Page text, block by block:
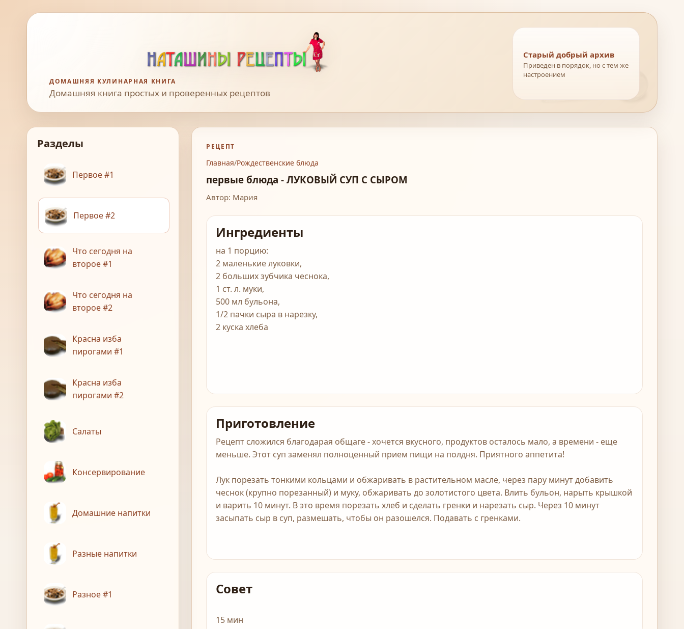
ДОМАШНЯЯ КУЛИНАРНАЯ КНИГА
Домашняя книга простых и проверенных рецептов
Старый добрый архив
Приведен в порядок, но с тем же
настроением
Разделы
Первое #1
Первое #2
Что сегодня на
второе #1
Что сегодня на
второе #2
Красна изба
пирогами #1
Красна изба
пирогами #2
Салаты
Консервирование
Домашние напитки
Разные напитки
Разное #1
РЕЦЕПТ
Главная/Рождественские блюда
первые блюда - ЛУКОВЫЙ СУП С СЫРОМ
Автор: Мария
Ингредиенты
на 1 порцию:
2 маленькие луковки,
2 больших зубчика чеснока,
1 ст. л. муки,
500 мл бульона,
1/2 пачки сыра в нарезку,
2 куска хлеба
Приготовление
Рецепт сложился благодарая общаге - хочется вкусного, продуктов осталось мало, а времени - еще
меньше. Этот суп заменял полноценный прием пищи на полдня. Приятного аппетита!
Лук порезать тонкими кольцами и обжаривать в растительном масле, через пару минут добавить
чеснок (крупно порезанный) и муку, обжаривать до золотистого цвета. Влить бульон, нарыть крышкой
и варить 10 минут. В это время порезать хлеб и сделать гренки и нарезать сыр. Через 10 минут
засыпать сыр в суп, размешать, чтобы он разошелся. Подавать с гренками.
Совет
15 мин